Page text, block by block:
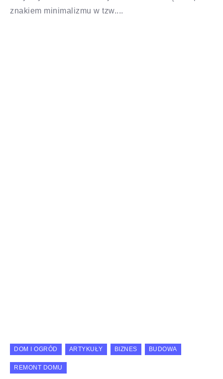
znakiem minimalizmu w tzw....
DOM I OGRÓD ARTYKUŁY BIZNES BUDOWA
REMONT DOMU